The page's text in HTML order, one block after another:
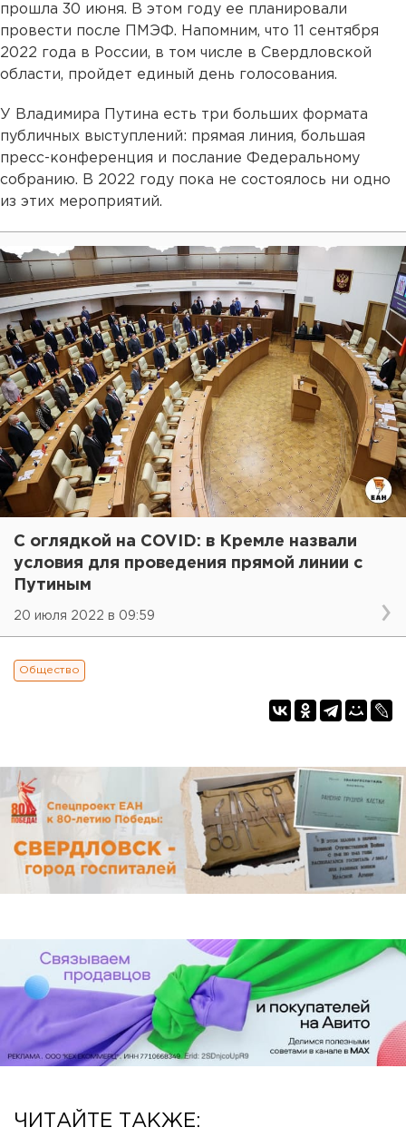
прошла 30 июня. В этом году ее планировали
провести после ПМЭФ. Напомним, что 11 сентября
2022 года в России, в том числе в Свердловской
области, пройдет единый день голосования.
У Владимира Путина есть три больших формата
публичных выступлений: прямая линия, большая
пресс-конференция и послание Федеральному
собранию. В 2022 году пока не состоялось ни одно
из этих мероприятий.
С оглядкой на COVID: в Кремле назвали
условия для проведения прямой линии с
Путиным
20 июля 2022 в 09:59
Общество
ЧИТАЙТЕ ТАКЖЕ: